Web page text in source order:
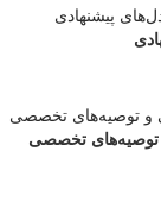
توصیه‌های تخصصی